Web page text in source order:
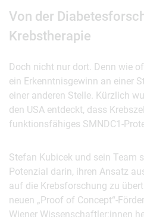
Von der
Krebstherapie
Doch nicht nur dort. Denn wie
ein Erkenntnisgewinn an einer
einer anderen Stelle. Kürzlich
den USA entdeckt, dass
funktionsfähiges SMNDC1-
Stefan Kubicek und sein Team
Potenzial darin, ihren Ansatz
auf die Krebsforschung zu
neuen „Proof of Concept“-
Wiener Wissenschaftler:innen